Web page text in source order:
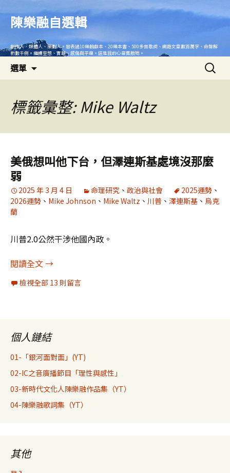
內
陳樂融自選輯
創作人、媒體人、策劃人。發表過10幾齣劇本、20幾本書、500多首歌詞、網路文章數百萬字、命盤解
析數千例。繼續空想、實踐、感傷與平復。這是我的心靈集散地。
選單
搜
尋
標籤彙整: Mike Waltz
美俄想叫他下台，但澤連斯基處境沒那麼
弱
2025 年 3 月 4 日 命理研究 、 政治與社會 2025運勢 、
2026運勢 、 Mike Johnson 、 Mike Waltz 、 川普 、 澤連斯基 、 烏克
蘭
川普2.0公然干涉他國內政。
閱讀全文美俄想叫他下台，但澤連斯基處境沒那麼弱
→
檢視全部 13 則留言
個人鏈結
01-「銀河面對面」(YT)
02-IC之音廣播節目「理性與感性」
03-新時代文化人陳樂融作品集（YT）
04-陳樂融歌詞集（YT）
其他